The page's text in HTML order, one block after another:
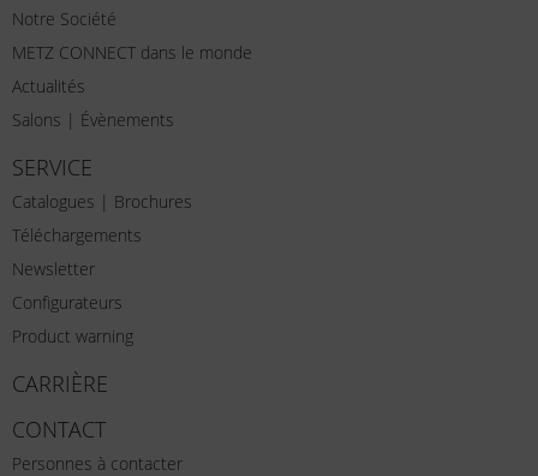
Notre Société
METZ CONNECT dans le monde
Actualités
Salons | Évènements
SERVICE
Catalogues | Brochures
Téléchargements
Newsletter
Configurateurs
Product warning
CARRIÈRE
CONTACT
Personnes à contacter